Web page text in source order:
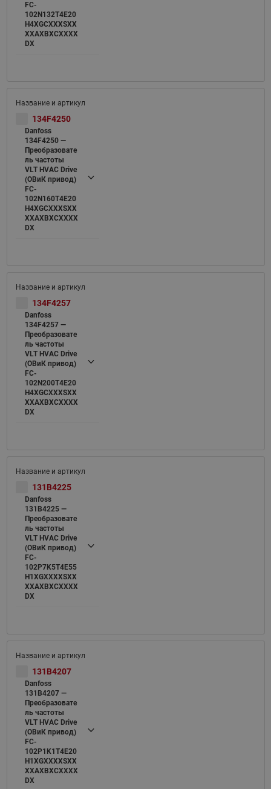
FC-
102N132T4E20
H4XGCXXXSXX
XXAXBXCXXXX
DX
134F4250
Danfoss
134F4250 —
Преобразовате
ль частоты
VLT HVAC Drive
(ОВиК привод)
FC-
102N160T4E20
H4XGCXXXSXX
XXAXBXCXXXX
DX
134F4257
Danfoss
134F4257 —
Преобразовате
ль частоты
VLT HVAC Drive
(ОВиК привод)
FC-
102N200T4E20
H4XGCXXXSXX
XXAXBXCXXXX
DX
131B4225
Danfoss
131B4225 —
Преобразовате
ль частоты
VLT HVAC Drive
(ОВиК привод)
FC-
102P7K5T4E55
H1XGXXXXSXX
XXAXBXCXXXX
DX
131B4207
Danfoss
131B4207 —
Преобразовате
ль частоты
VLT HVAC Drive
(ОВиК привод)
FC-
102P1K1T4E20
H1XGXXXXSXX
XXAXBXCXXXX
DX